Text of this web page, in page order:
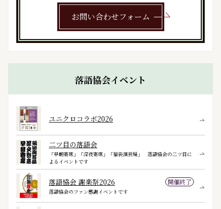
お問い合わせフォーム
落語協会イベント
ユニクロコラボ2026
二ツ目の落語会
「早朝寄席」「深夜寄席」「福袋演芸場」 落語協会の二ツ目に
よるイベントです
落語協会 謝楽祭2026 開催終了
落語協会のファン感謝イベントです